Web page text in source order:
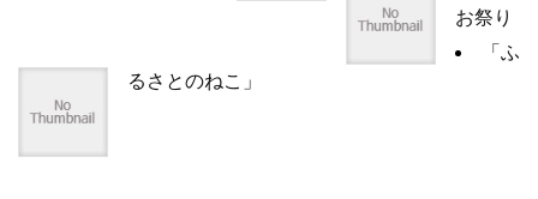
お祭り
「ふ
るさとのねこ」